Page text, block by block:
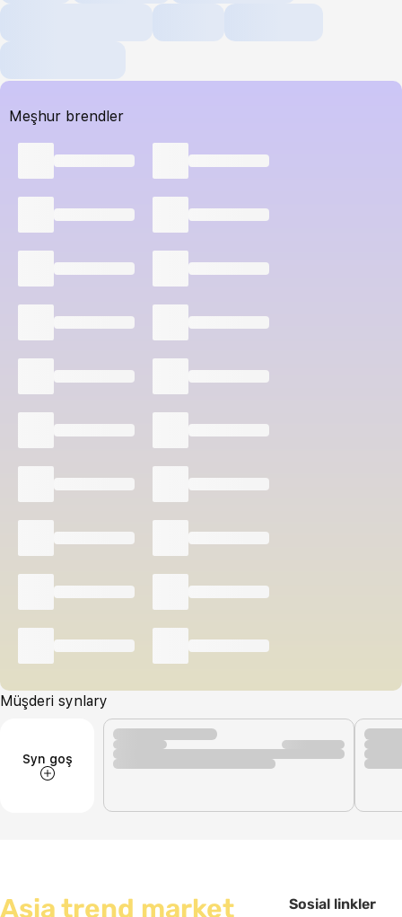
Meşhur brendler
Müşderi synlary
Syn goş
Asia trend market Sosial linkler